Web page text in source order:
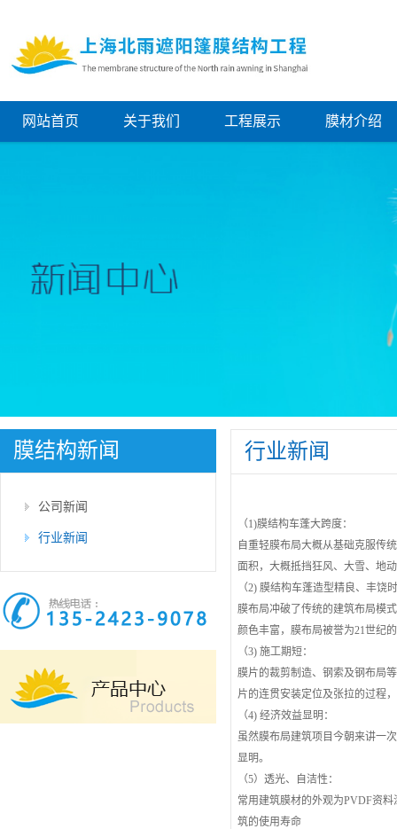
网站首页 关于我们 工程展示 膜材介绍
膜结构新闻
公司新闻
行业新闻
行业新闻
（1)膜结构车蓬大跨度：
自重轻膜布局大概从基础克服传
面积，大概抵挡狂风、大雪、地
（2) 膜结构车蓬造型精良、丰饶
膜布局冲破了传统的建筑布局模
颜色丰富，膜布局被誉为21世纪
（3) 施工期短：
膜片的裁剪制造、钢索及钢布局
片的连贯安装定位及张拉的过程
（4) 经济效益显明：
虽然膜布局建筑项目今朝来讲一
显明。
（5）透光、自洁性：
常用建筑膜材的外观为PVDF资
筑的使用寿命